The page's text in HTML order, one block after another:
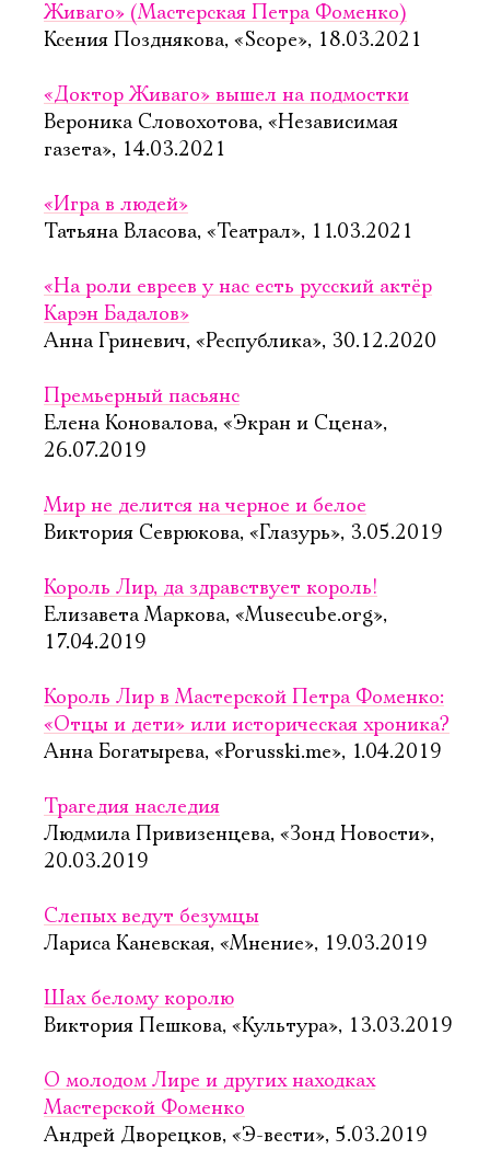
Живаго» (Мастерская Петра Фоменко)
Ксения Позднякова, «Scope», 18.03.2021
«Доктор Живаго» вышел на подмостки
Вероника Словохотова, «Независимая
газета», 14.03.2021
«Игра в людей»
Татьяна Власова, «Театрал», 11.03.2021
«На роли евреев у нас есть русский актёр
Карэн Бадалов»
Анна Гриневич, «Республика», 30.12.2020
Премьерный пасьянс
Елена Коновалова, «Экран и Сцена»,
26.07.2019
Мир не делится на черное и белое
Виктория Севрюкова, «Глазурь», 3.05.2019
Король Лир, да здравствует король!
Елизавета Маркова, «Musecube.org»,
17.04.2019
Король Лир в Мастерской Петра Фоменко:
«Отцы и дети» или историческая хроника?
Анна Богатырева, «Porusski.me», 1.04.2019
Трагедия наследия
Людмила Привизенцева, «Зонд Новости»,
20.03.2019
Слепых ведут безумцы
Лариса Каневская, «Мнение», 19.03.2019
Шах белому королю
Виктория Пешкова, «Культура», 13.03.2019
О молодом Лире и других находках
Мастерской Фоменко
Андрей Дворецков, «Э-вести», 5.03.2019